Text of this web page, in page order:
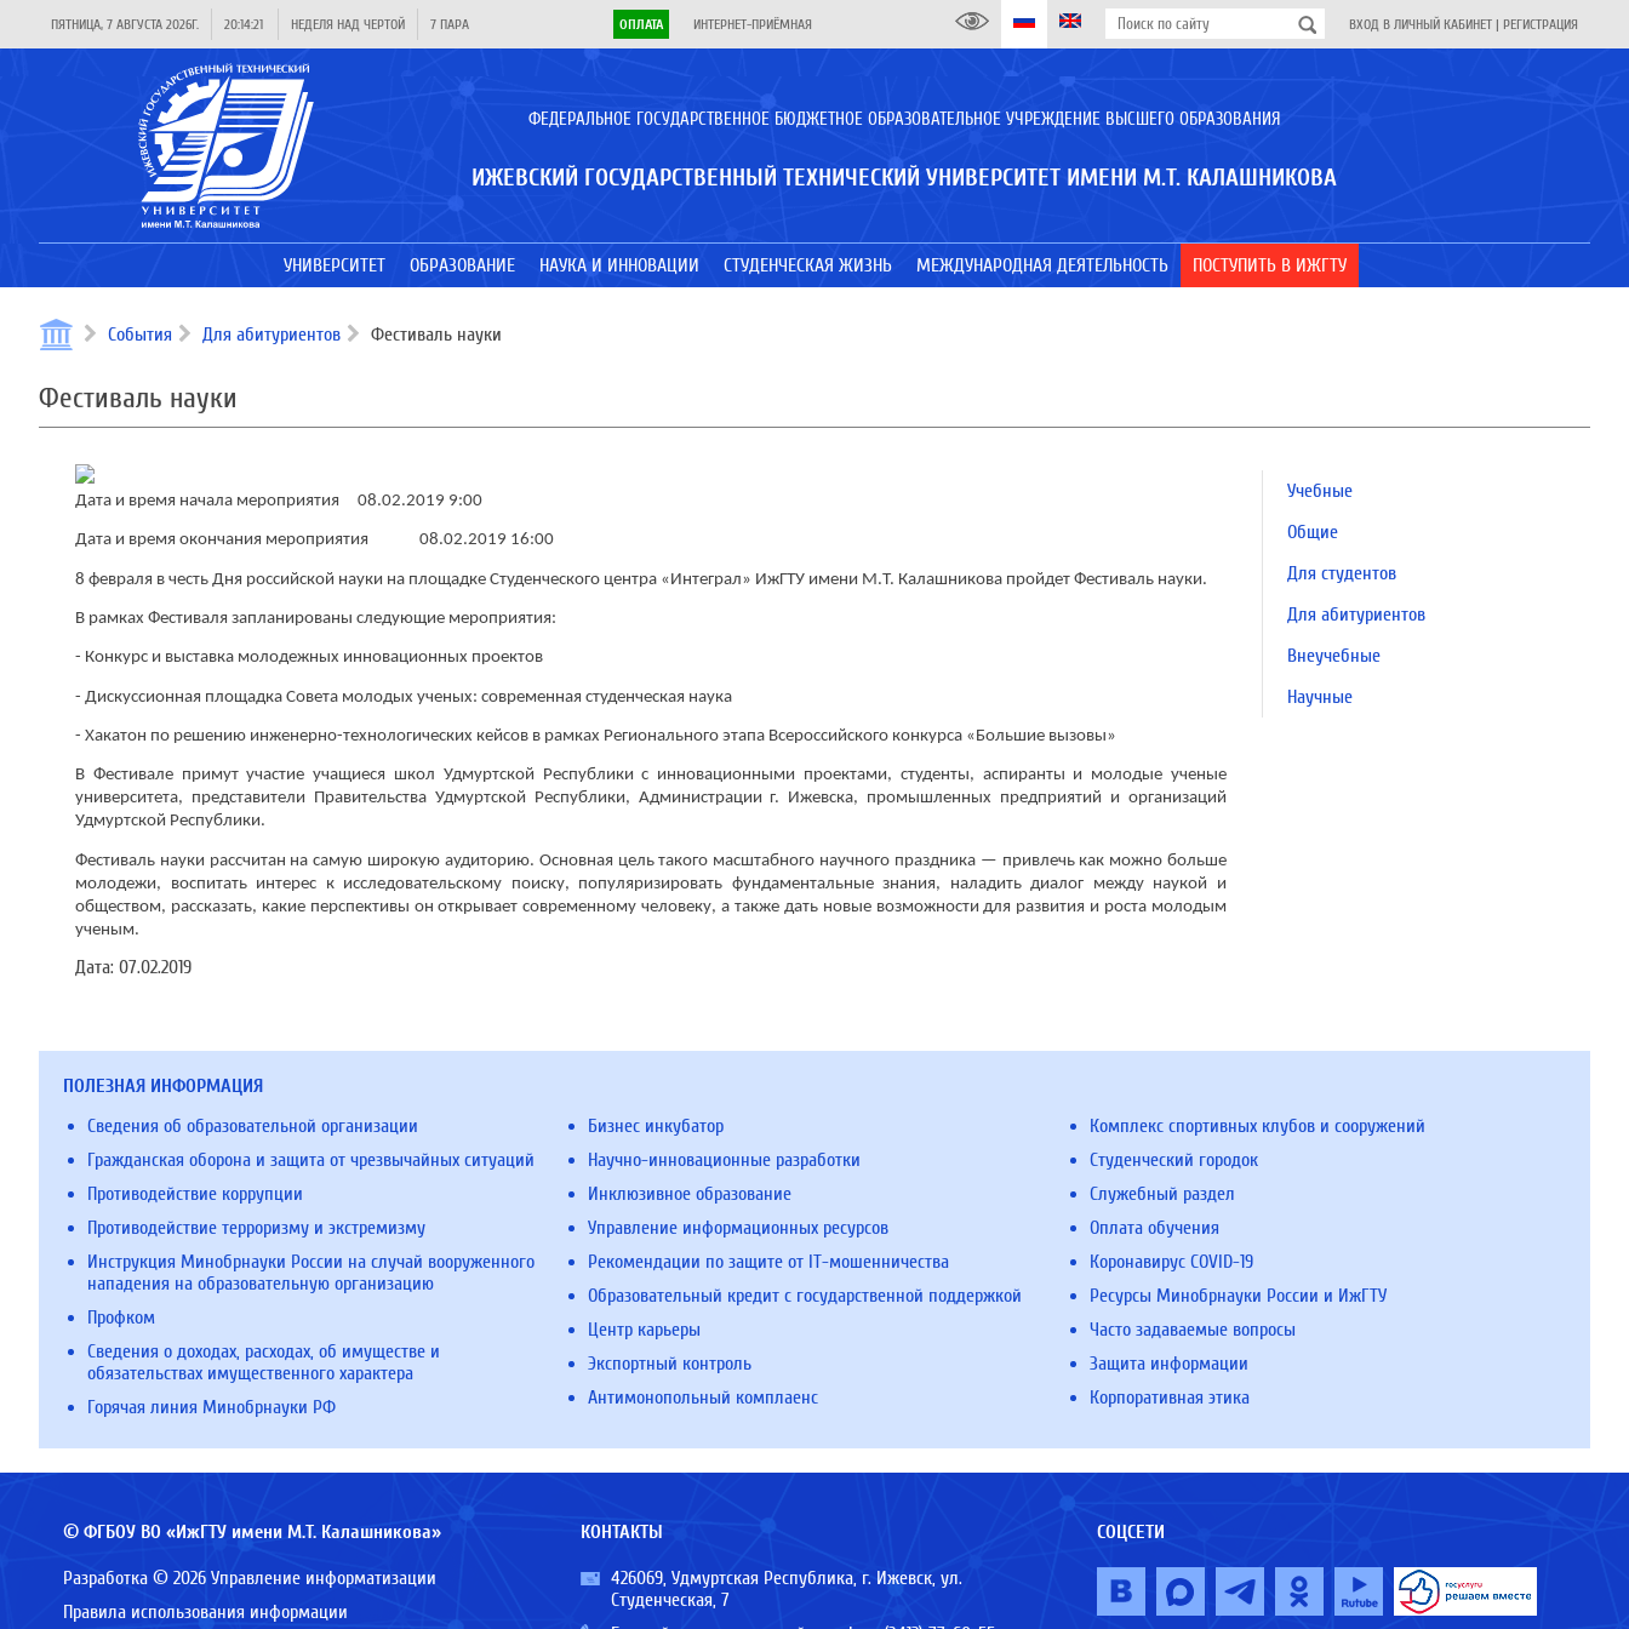
ПЯТНИЦА, 7 АВГУСТА 2026Г. 20:14:21 НЕДЕЛЯ НАД ЧЕРТОЙ 7 ПАРА ОПЛАТА ИНТЕРНЕТ-ПРИЁМНАЯ ВХОД В ЛИЧНЫЙ КАБИНЕТ | РЕГИСТРАЦИЯ
ФЕДЕРАЛЬНОЕ ГОСУДАРСТВЕННОЕ БЮДЖЕТНОЕ ОБРАЗОВАТЕЛЬНОЕ УЧРЕЖДЕНИЕ ВЫСШЕГО ОБРАЗОВАНИЯ
ИЖЕВСКИЙ ГОСУДАРСТВЕННЫЙ ТЕХНИЧЕСКИЙ УНИВЕРСИТЕТ ИМЕНИ М.Т. КАЛАШНИКОВА
УНИВЕРСИТЕТ ОБРАЗОВАНИЕ НАУКА И ИННОВАЦИИ СТУДЕНЧЕСКАЯ ЖИЗНЬ МЕЖДУНАРОДНАЯ ДЕЯТЕЛЬНОСТЬ ПОСТУПИТЬ В ИЖГТУ
События Для абитуриентов Фестиваль науки
Фестиваль науки
Дата и время начала мероприятия 08.02.2019 9:00
Дата и время окончания мероприятия 08.02.2019 16:00
8 февраля в честь Дня российской науки на площадке Студенческого центра «Интеграл» ИжГТУ имени М.Т. Калашникова пройдет Фестиваль науки.
В рамках Фестиваля запланированы следующие мероприятия:
- Конкурс и выставка молодежных инновационных проектов
- Дискуссионная площадка Совета молодых ученых: современная студенческая наука
- Хакатон по решению инженерно-технологических кейсов в рамках Регионального этапа Всероссийского конкурса «Большие вызовы»
В Фестивале примут участие учащиеся школ Удмуртской Республики с инновационными проектами, студенты, аспиранты и молодые ученые
университета, представители Правительства Удмуртской Республики, Администрации г. Ижевска, промышленных предприятий и организаций
Удмуртской Республики.
Фестиваль науки рассчитан на самую широкую аудиторию. Основная цель такого масштабного научного праздника — привлечь как можно больше
молодежи, воспитать интерес к исследовательскому поиску, популяризировать фундаментальные знания, наладить диалог между наукой и
обществом, рассказать, какие перспективы он открывает современному человеку, а также дать новые возможности для развития и роста молодым
ученым.
Дата: 07.02.2019
Учебные
Общие
Для студентов
Для абитуриентов
Внеучебные
Научные
ПОЛЕЗНАЯ ИНФОРМАЦИЯ
Сведения об образовательной организации
Гражданская оборона и защита от чрезвычайных ситуаций
Противодействие коррупции
Противодействие терроризму и экстремизму
Инструкция Минобрнауки России на случай вооруженного
нападения на образовательную организацию
Профком
Сведения о доходах, расходах, об имуществе и
обязательствах имущественного характера
Горячая линия Минобрнауки РФ
Бизнес инкубатор
Научно-инновационные разработки
Инклюзивное образование
Управление информационных ресурсов
Рекомендации по защите от IT-мошенничества
Образовательный кредит с государственной поддержкой
Центр карьеры
Экспортный контроль
Антимонопольный комплаенс
Комплекс спортивных клубов и сооружений
Студенческий городок
Служебный раздел
Оплата обучения
Коронавирус COVID-19
Ресурсы Минобрнауки России и ИжГТУ
Часто задаваемые вопросы
Защита информации
Корпоративная этика
© ФГБОУ ВО «ИжГТУ имени М.Т. Калашникова»
Разработка © 2026 Управление информатизации
Правила использования информации
КОНТАКТЫ
426069, Удмуртская Республика, г. Ижевск, ул.
Студенческая, 7
СОЦСЕТИ